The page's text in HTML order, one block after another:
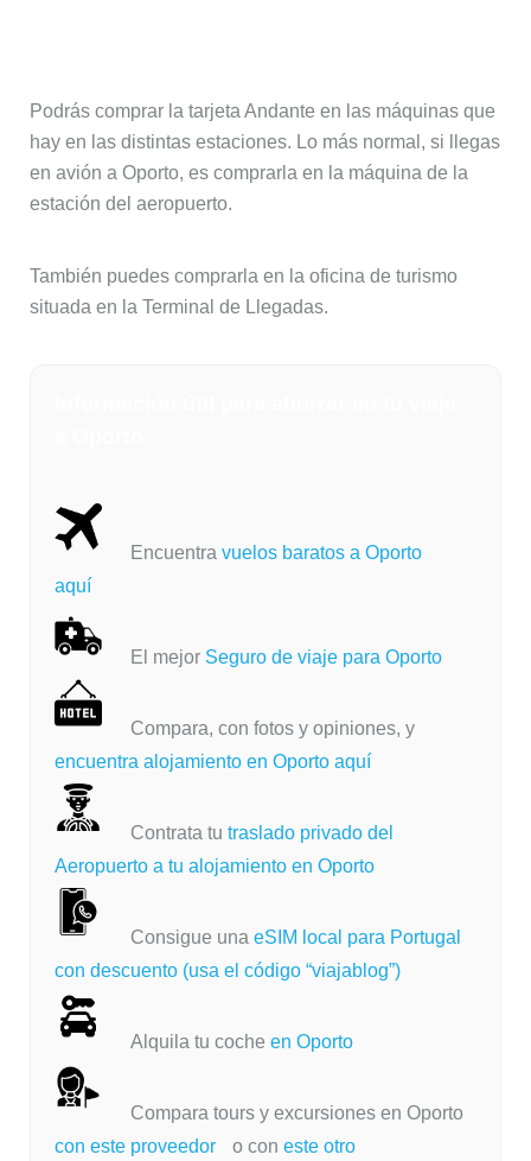
Podrás comprar la tarjeta Andante en las máquinas que
hay en las distintas estaciones. Lo más normal, si llegas
en avión a Oporto, es comprarla en la máquina de la
estación del aeropuerto.
También puedes comprarla en la oficina de turismo
situada en la Terminal de Llegadas.
Encuentra vuelos baratos a Oporto
aquí
El mejor Seguro de viaje para Oporto
Compara, con fotos y opiniones, y
encuentra alojamiento en Oporto aquí
Contrata tu traslado privado del
Aeropuerto a tu alojamiento en Oporto
Consigue una eSIM local para Portugal
con descuento (usa el código “viajablog”)
Alquila tu coche en Oporto
Compara tours y excursiones en Oporto
con este proveedor
o con este otro